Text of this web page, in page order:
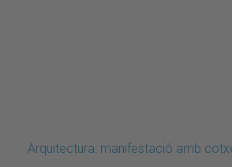
Arquitectura: manifestació amb